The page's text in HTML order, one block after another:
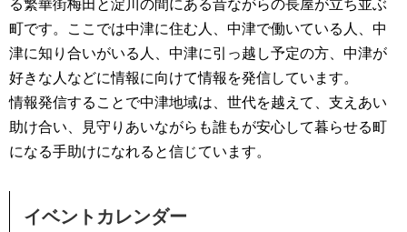
る繁華街梅田と淀川の間にある昔ながらの長屋が立ち並ぶ
町です。ここでは中津に住む人、中津で働いている人、中
津に知り合いがいる人、中津に引っ越し予定の方、中津が
好きな人などに情報に向けて情報を発信しています。
情報発信することで中津地域は、世代を越えて、支えあい
助け合い、見守りあいながらも誰もが安心して暮らせる町
になる手助けになれると信じています。
イベントカレンダー